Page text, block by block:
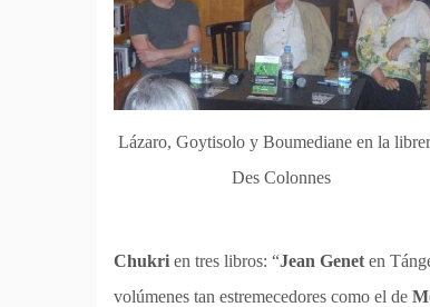
Lázaro, Goytisolo y Boumediane en la
Des Colonnes
Chukri en tres libros: “Jean Genet en
volúmenes tan estremecedores como el de